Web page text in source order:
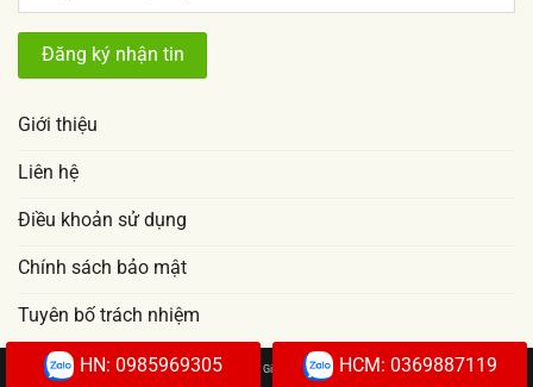
Giới thiệu
Liên hệ
Điều khoản sử dụng
Chính sách bảo mật
Tuyên bố trách nhiệm
Copyright 2026 © | Giấy khám sức khỏe
HN: 0985969305 HCM: 0369887119